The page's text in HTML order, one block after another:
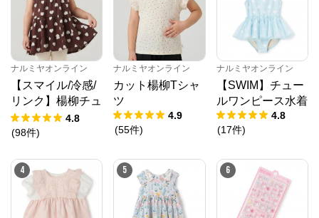
ナルミヤオンライン
【スマイル/冷感/
リンク】楊柳チュ
ニック
4.8
(98件)
ナルミヤオンライン
カット楊柳Tシャ
ツ
4.9
(55件)
ナルミヤオンライン
【SWIM】チュー
ルワンピース水着
4.8
(17件)
4 5 6